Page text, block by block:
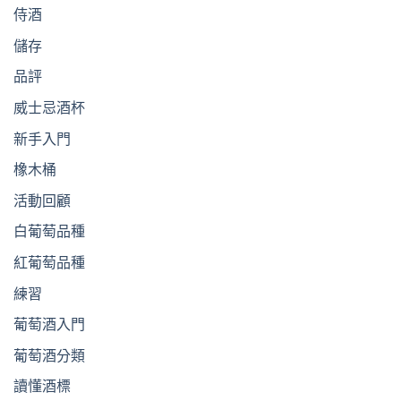
侍酒
儲存
品評
威士忌酒杯
新手入門
橡木桶
活動回顧
白葡萄品種
紅葡萄品種
練習
葡萄酒入門
葡萄酒分類
讀懂酒標